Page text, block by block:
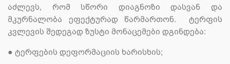
აძლევს, რომ სწორი დიაგნოზი დასვან და
მკურნალობა ეფექტურად წარმართონ. ტერფის
კვლევის შედეგად ზუსტი მონაცემები დგინდება:
● ტერფების დეფორმაციის ხარისხის;